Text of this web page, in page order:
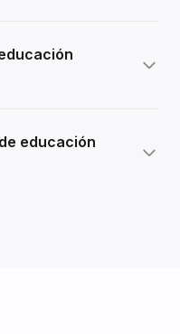
educación